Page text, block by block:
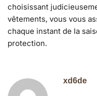
choisissant
vêtements, vous vous
chaque instant de la
protection.
xd6de